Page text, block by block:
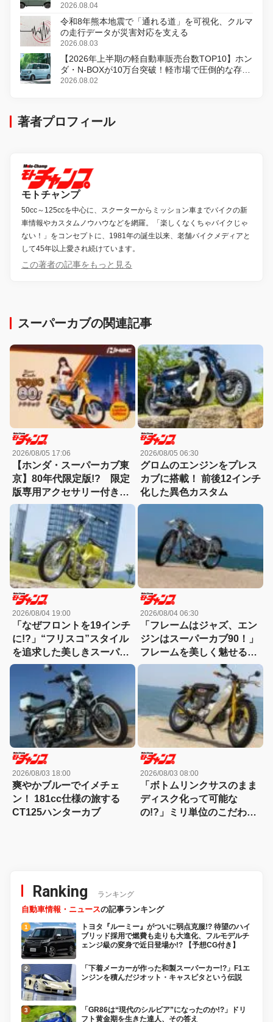
2026.08.04
令和8年熊本地震で「通れる道」を可視化、クルマ
の走行データが災害対応を支える
2026.08.03
【2026年上半期の軽自動車販売台数TOP10】ホン
ダ・N-BOXが10万台突破！軽市場で圧倒的な存在
感
2026.08.02
著者プロフィール
モトチャンプ
50cc～125ccを中心に、スクーターからミッション車までバイクの新
車情報やカスタムノウハウなどを網羅。「楽しくなくちゃバイクじゃ
ない！」をコンセプトに、1981年の誕生以来、老舗バイクメディアと
して45年以上愛され続けています。
この著者の記事をもっと見る
スーパーカブの関連記事
2026/08/05 17:06
【ホンダ・スーパーカブ東
京】80年代限定版!? 限定
版専用アクセサリー付きで
500台がタイで限定発売さ
れる！
2026/08/05 06:30
グロムのエンジンをプレス
カブに搭載！ 前後12インチ
化した異色カスタム
2026/08/04 19:00
「なぜフロントを19インチ
に!?」“フリスコ”スタイル
を追求した美しきスーパー
カブ70
2026/08/04 06:30
「フレームはジャズ、エン
ジンはスーパーカブ90！」
フレームを美しく魅せるメ
タルワークでショーアッ
2026/08/03 18:00
爽やかブルーでイメチェ
ン！ 181cc仕様の旅する
CT125ハンターカブ
2026/08/03 08:00
「ボトムリンクサスのまま
ディスク化って可能な
の!?」ミリ単位のこだわり
Ranking ランキング
自動車情報・ニュースの記事ランキング
トヨタ『ルーミー』がついに弱点克服!? 待望のハイ
ブリッド採用で燃費も走りも大進化、フルモデルチ
ェンジ級の変身で近日登場か!? 【予想CG付き】
「下着メーカーが作った和製スーパーカー!?」F1エ
ンジンを積んだジオット・キャスピタという伝説
「GR86は“現代のシルビア”になったのか!?」ドリ
フト黄金期を生きた達人、その答え